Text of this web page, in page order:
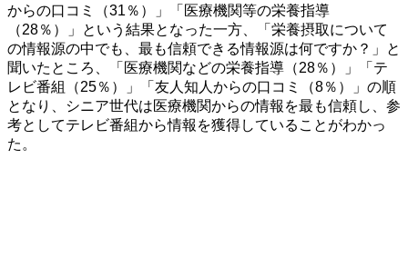
からの口コミ（31％）」「医療機関等の栄養指導
（28％）」という結果となった一方、「栄養摂取について
の情報源の中でも、最も信頼できる情報源は何ですか？」と
聞いたところ、「医療機関などの栄養指導（28％）」「テ
レビ番組（25％）」「友人知人からの口コミ（8％）」の順
となり、シニア世代は医療機関からの情報を最も信頼し、参
考としてテレビ番組から情報を獲得していることがわかっ
た。